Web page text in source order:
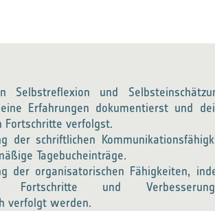
Selbstreflexion und
Erfahrungen dokumentierst und
Fortschritte verfolgst.
der schriftlichen
Tagebucheinträge.
der organisatorischen Fähigkeiten,
Fortschritte und
verfolgt werden.